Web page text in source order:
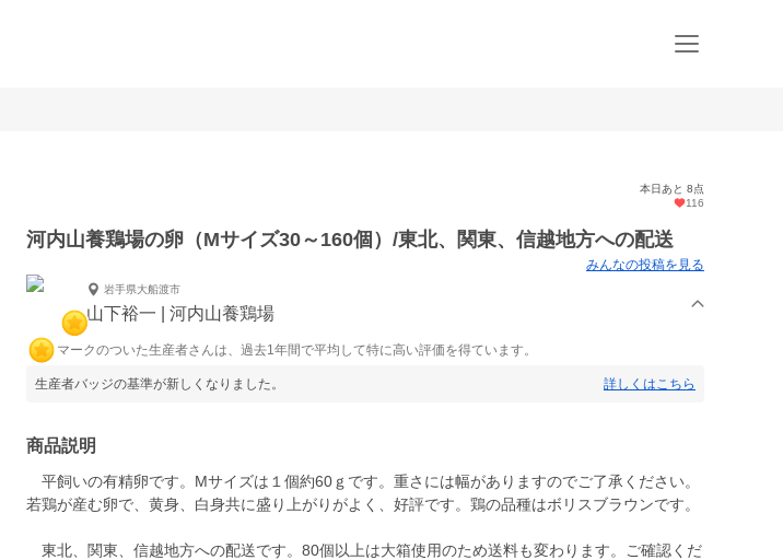
本日あと 8点
116
河内山養鶏場の卵（Mサイズ30～160個）/東北、関東、信越地方への配送
みんなの投稿を見る
岩手県大船渡市
山下裕一 | 河内山養鶏場
マークのついた生産者さんは、過去1年間で平均して特に高い評価を得ています。
生産者バッジの基準が新しくなりました。 詳しくはこちら
商品説明
平飼いの有精卵です。Mサイズは１個約60ｇです。重さには幅がありますのでご了承ください。
若鶏が産む卵で、黄身、白身共に盛り上がりがよく、好評です。鶏の品種はボリスブラウンです。
東北、関東、信越地方への配送です。80個以上は大箱使用のため送料も変わります。ご確認くだ